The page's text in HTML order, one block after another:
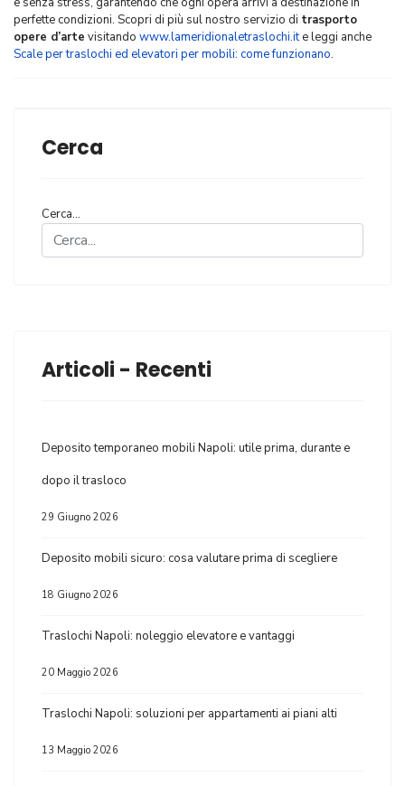
perfette condizioni. Scopri di più sul nostro servizio di trasporto
opere d’arte visitando www.lameridionaletraslochi.ite leggi anche
Scale per traslochi ed elevatori per mobili: come funzionano.
Cerca
Cerca...
Articoli - Recenti
Deposito temporaneo mobili Napoli: utile prima, durante e
dopo il trasloco
29 Giugno 2026
Deposito mobili sicuro: cosa valutare prima di scegliere
18 Giugno 2026
Traslochi Napoli: noleggio elevatore e vantaggi
20 Maggio 2026
Traslochi Napoli: soluzioni per appartamenti ai piani alti
13 Maggio 2026